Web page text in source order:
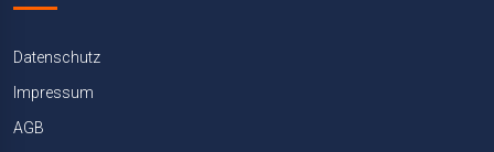
Datenschutz
Impressum
AGB